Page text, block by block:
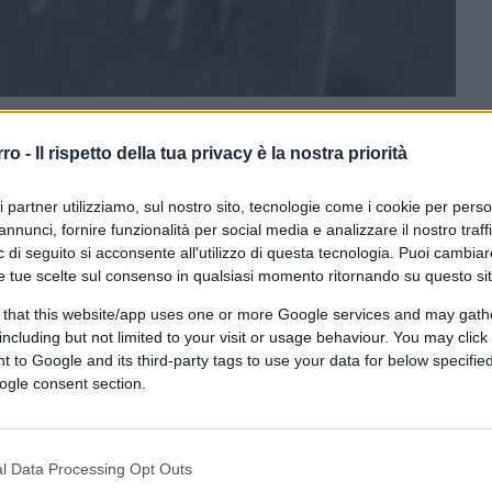
- Il rispetto della tua privacy è la nostra priorità
partner utilizziamo, sul nostro sito, tecnologie come i cookie per
fornire funzionalità per social media e analizzare il nostro
di seguito si acconsente all'utilizzo di questa tecnologia. Puoi
tue scelte sul consenso in qualsiasi momento ritornando su questo
that this website/app uses one or more Google services and may
but not limited to your visit or usage behaviour. You may
to Google and its third-party tags to use your data for below
consent section.
Data Processing Opt Outs
CLICCA QUI
0:00/--:--
i vari pezzi sullo
se la vedono brutta. Questo è
quelle persone le deve condannare
giustizia privata. È la differenza tra uno
è evidente che se questi ragazzi verranno
devono rimanerci il più possibile,
che il carcere diventi una tortura